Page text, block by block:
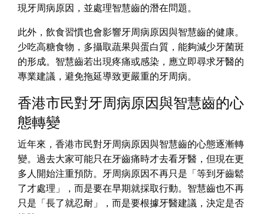
現牙周病原因，並處理智慧齒的潛在問題。
此外，飲食習慣也會影響牙周病原因與智慧齒的健康。
少吃高糖食物，多攝取蔬果與蛋白質，能夠減少牙菌斑
的形成。智慧齒若出現疼痛或感染，應立即尋求牙醫的
專業建議，避免拖延導致更嚴重的牙周病。
香港市民對牙周病原因與智慧齒的心
態轉變
近年來，香港市民對牙周病原因與智慧齒的心態逐漸轉
變。過去大家可能只在牙齒痛時才去看牙醫，但現在更
多人開始注重預防。牙周病原因不再只是「等到牙齒鬆
了才處理」，而是要在早期就採取行動。智慧齒也不再
只是「長了就忍耐」，而是要根據牙醫建議，決定是否